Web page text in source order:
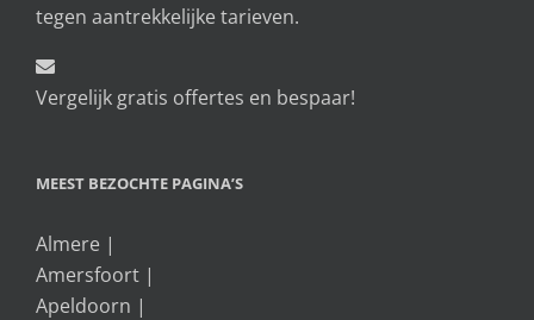
tegen aantrekkelijke tarieven.
Vergelijk gratis offertes en bespaar!
MEEST BEZOCHTE PAGINA’S
Almere |
Amersfoort |
Apeldoorn |